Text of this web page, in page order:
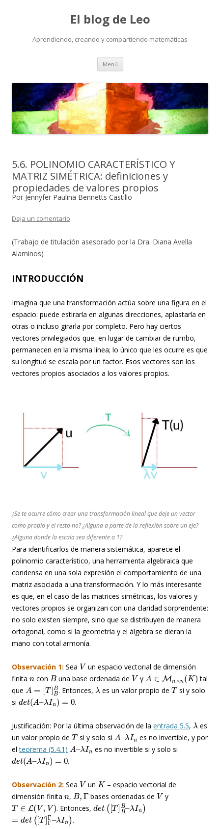
El blog de Leo
Aprendiendo, creando y compartiendo matemáticas
Menú Saltar
contenido
5.6. POLINOMIO CARACTERÍSTICO Y
MATRIZ SIMÉTRICA: definiciones y
propiedades de valores propios
Por Jennyfer Paulina Bennetts Castillo
Deja un comentario
(Trabajo de titulación asesorado por la Dra. Diana Avella
Alaminos)
INTRODUCCIÓN
Imagina que una transformación actúa sobre una figura en el
espacio: puede estirarla en algunas direcciones, aplastarla en
otras o incluso girarla por completo. Pero hay ciertos
vectores privilegiados que, en lugar de cambiar de rumbo,
permanecen en la misma línea; lo único que les ocurre es que
su longitud se escala por un factor. Esos vectores son los
vectores propios asociados a los valores propios.
¿Se te ocurre cómo crear una transformación lineal que deje un vector
como propio y el resto no? ¿Alguna a parte de la reflexión sobre un eje?
¿Alguna donde la escala sea diferente a 1?
Para identificarlos de manera sistemática, aparece el
polinomio característico, una herramienta algebraica que
condensa en una sola expresión el comportamiento de una
matriz asociada a una transformación. Y lo más interesante
es que, en el caso de las matrices simétricas, los valores y
vectores propios se organizan con una claridad sorprendente:
no solo existen siempre, sino que se distribuyen de manera
ortogonal, como si la geometría y el álgebra se dieran la
mano con total armonía.
Observación 1: Sea
V
un espacio vectorial de dimensión
finita
n
con
B
una base ordenada de
V
y
A ∈Mn×n(K)
tal
que
A= [T]BB
. Entonces,
λ
es un valor propio de
T
si y solo
si
d et( A λIn)=0
.
Justificación: Por la última observación de la entrada 5.5,
λ
es
un valor propio de
T
si y solo si
A–λIn
es no invertible, y por
elteorema (5.4.1)
A– λ n
es no invertible si y solo si
d et(A–λIn)=0
.
Observación 2: Sea
V
un
K
– espacio vectorial de
dimensión finita
n
,
B,Γ
bases ordenadas de
V
y
T∈L(V,V)
. Entonces,
det([T]BB–
λIn)
= de t([T]ΓΓ –λIn)
.